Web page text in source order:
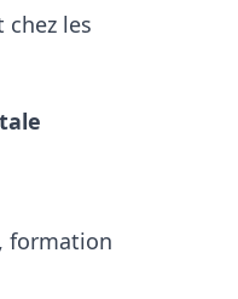
chez les
formation